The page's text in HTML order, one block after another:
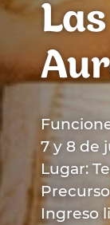
7 y 8 de
Lugar:
Ingreso